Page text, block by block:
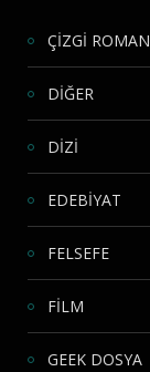
ÇİZGİ ROMAN
DİĞER
DİZİ
EDEBİYAT
FELSEFE
FİLM
GEEK DOSYA